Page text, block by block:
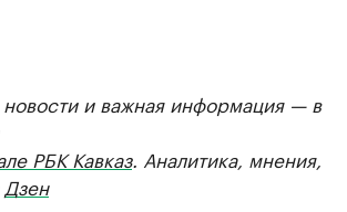
и важная информация — в
РБК Кавказ. Аналитика, мнения,
Дзен